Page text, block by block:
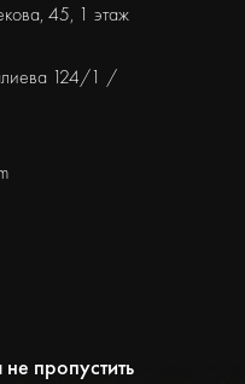
пропустить
45, 1 этаж
124/1 /